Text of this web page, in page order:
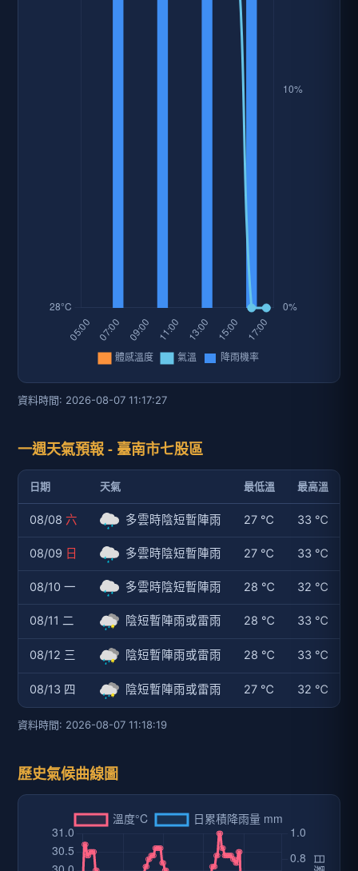
資料時間: 2026-08-07 11:17:27
一週天氣預報 - 臺南市七股區
日期 天氣 最低溫 最高溫
08/08 六 多雲時陰短暫陣雨 27 ℃ 33 ℃
08/09 日 多雲時陰短暫陣雨 27 ℃ 33 ℃
08/10 一 多雲時陰短暫陣雨 28 ℃ 32 ℃
08/11 二 陰短暫陣雨或雷雨 28 ℃ 33 ℃
08/12 三 陰短暫陣雨或雷雨 28 ℃ 33 ℃
08/13 四 陰短暫陣雨或雷雨 27 ℃ 32 ℃
資料時間: 2026-08-07 11:18:19
歷史氣候曲線圖